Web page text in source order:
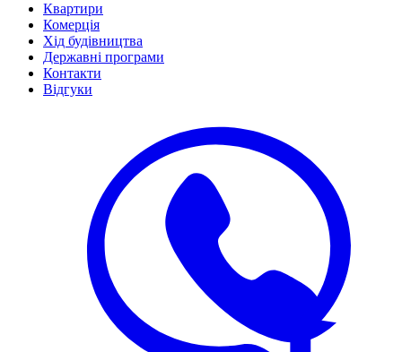
Квартири
Комерція
Хід будівництва
Державні програми
Контакти
Відгуки